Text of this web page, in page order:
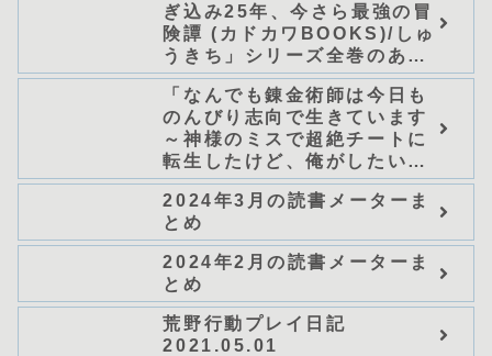
ぎ込み25年、今さら最強の冒
険譚 (カドカワBOOKS)/しゅ
うきち」シリーズ全巻のあら
すじ・感想
「なんでも錬金術師は今日も
のんびり志向で生きています
～神様のミスで超絶チートに
転生したけど、俺がしたいの
は冒険じゃなくてホワイト商
会の立上げです～（グラスト
ノベルス） (グラスト
NOVELS)/可換環」シリーズ
全巻のあらすじ・感想
2024年3月の読書メーターま
とめ
2024年2月の読書メーターま
とめ
荒野行動プレイ日記
2021.05.01